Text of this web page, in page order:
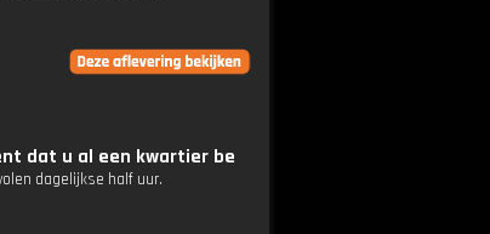
dat u al een kwartier be
dagelijkse half uur.